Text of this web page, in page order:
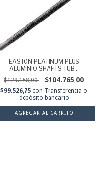
EASTON PLATINUM PLUS
ALUMINIO SHAFTS TUB...
$129.158,00 $104.765,00
$99.526,75 con Transferencia o
depósito bancario
AGREGAR AL CARRITO